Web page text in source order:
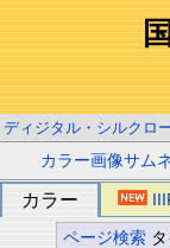
ディジタル・シルクロ
カラー画像サム
カラー
ページ検索